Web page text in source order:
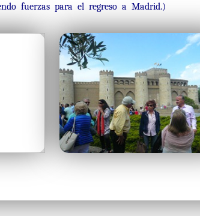
fuerzas para el regreso a Madrid.)